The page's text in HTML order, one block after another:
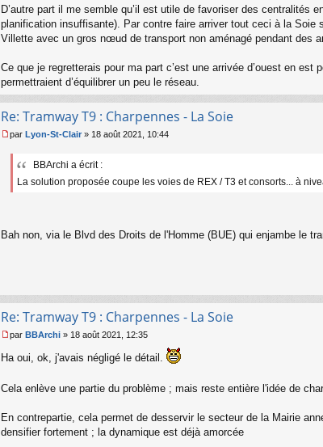
n
o
n
D’autre part il me semble qu’il est utile de favoriser des centralités
planification insuffisante). Par contre faire arriver tout ceci à la Soie
Villette avec un gros nœud de transport non aménagé pendant des
Ce que je regretterais pour ma part c’est une arrivée d’ouest en
permettraient d’équilibrer un peu le réseau.
Re: Tramway T9 : Charpennes - La Soie
e
a
o
par Lyon-St-Clair » 18 août 2021, 10:44
BBArchi a écrit :
La solution proposée coupe les voies de REX / T3 et consorts... à
Bah non, via le Blvd des Droits de l'Homme (BUE) qui enjambe le
Re: Tramway T9 : Charpennes - La Soie
e
a
e
n
par BBArchi » 18 août 2021, 12:35
Ha oui, ok, j'avais négligé le détail.
Cela enlève une partie du problème ; mais reste entière l'idée de
En contrepartie, cela permet de desservir le secteur de la Mairie
densifier fortement ; la dynamique est déjà amorcée